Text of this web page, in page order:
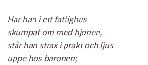
Har han i ett fattighus
skumpat om med hjonen,
står han strax i prakt och ljus
uppe hos baronen;